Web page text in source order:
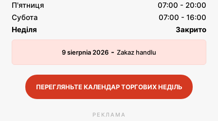
П'ятниця
07:00 - 20:00
Субота
07:00 - 16:00
Неділя
Закрито
9 sierpnia 2026 - Zakaz handlu
ПЕРЕГЛЯНЬТЕ КАЛЕНДАР ТОРГОВИХ НЕДІЛЬ
РЕКЛАМА